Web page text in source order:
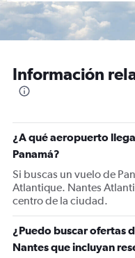
Información
¿A qué aeropuerto
Panamá?
Si buscas un vuelo de
Atlantique. Nantes
centro de la ciudad.
¿Puedo buscar ofertas
Nantes que incluyan